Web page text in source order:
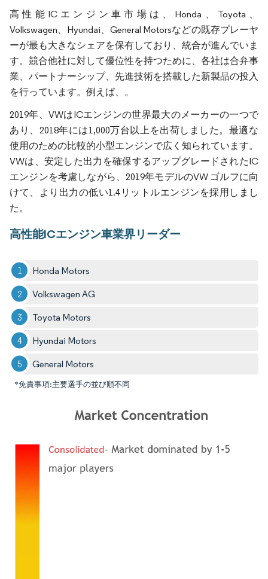
高性能ICエンジン車市場は、Honda、Toyota、
Volkswagen、Hyundai、General Motorsなどの既存プレーヤ
ーが最も大きなシェアを保有しており、統合が進んでいま
す。競合他社に対して優位性を持つために、各社は合弁事
業、パートナーシップ、先進技術を搭載した新製品の投入
を行っています。例えば、。
2019年、VWはICエンジンの世界最大のメーカーの一つで
あり、2018年には1,000万台以上を出荷しました。最適な
使用のための比較的小型エンジンで広く知られています。
VWは、安定した出力を確保するアップグレードされたIC
エンジンを考慮しながら、2019年モデルのVW ゴルフに向
けて、より出力の低い1.4リットルエンジンを採用しまし
た。
高性能ICエンジン車業界リーダー
Honda Motors
Volkswagen AG
Toyota Motors
Hyundai Motors
General Motors
*免責事項:主要選手の並び順不同